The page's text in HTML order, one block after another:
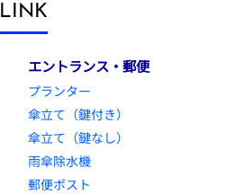
LINK
エントランス・郵便
プランター
傘立て（鍵付き）
傘立て（鍵なし）
雨傘除水機
郵便ポスト